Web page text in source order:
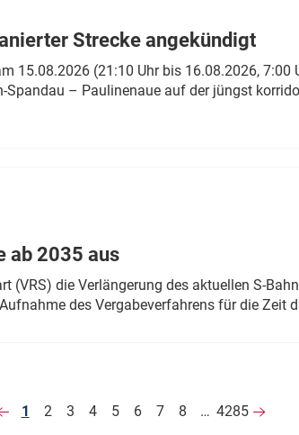
Strecke angekündigt
15.08.2026 (21:10 Uhr bis 16.08.2026,
– Paulinenaue auf der jüngst
ab 2035 aus
(VRS) die Verlängerung des aktuellen S-
des Vergabeverfahrens für die Zeit
1 2 3 4 5 6 7 8 … 4285